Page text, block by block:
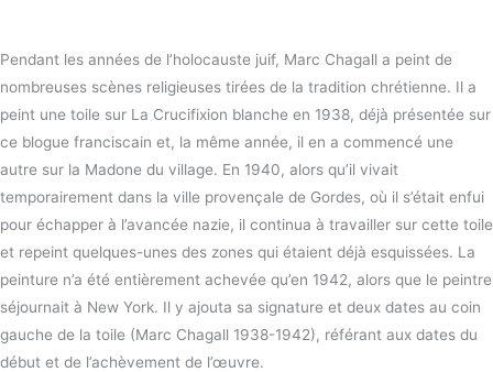
Pendant les années de l’holocauste juif, Marc Chagall a peint de
nombreuses scènes religieuses tirées de la tradition chrétienne. Il a
peint une toile sur La Crucifixion blanche en 1938, déjà présentée sur
ce blogue franciscain et, la même année, il en a commencé une
autre sur la Madone du village. En 1940, alors qu’il vivait
temporairement dans la ville provençale de Gordes, où il s’était enfui
pour échapper à l’avancée nazie, il continua à travailler sur cette toile
et repeint quelques-unes des zones qui étaient déjà esquissées. La
peinture n’a été entièrement achevée qu’en 1942, alors que le peintre
séjournait à New York. Il y ajouta sa signature et deux dates au coin
gauche de la toile (Marc Chagall 1938-1942), référant aux dates du
début et de l’achèvement de l’œuvre.